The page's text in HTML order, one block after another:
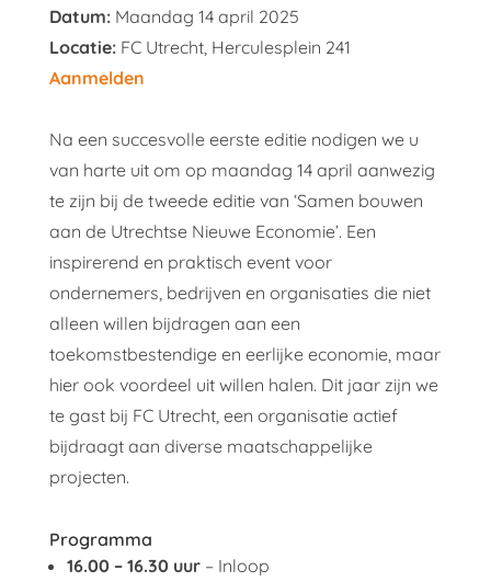
Datum: Maandag 14 april 2025
Locatie:FC Utrecht, Herculesplein 241
Aanmelden
Na een succesvolle eerste editie nodigen we u
van harte uit om op maandag 14 april aanwezig
te zijn bij de tweede editie van ‘Samen bouwen
aan de Utrechtse Nieuwe Economie’. Een
inspirerend en praktisch event voor
ondernemers, bedrijven en organisaties die niet
alleen willen bijdragen aan een
toekomstbestendige en eerlijke economie, maar
hier ook voordeel uit willen halen. Dit jaar zijn we
te gast bij FC Utrecht, een organisatie actief
bijdraagt aan diverse maatschappelijke
projecten.
Programma
16.00 – 16.30 uur – Inloop